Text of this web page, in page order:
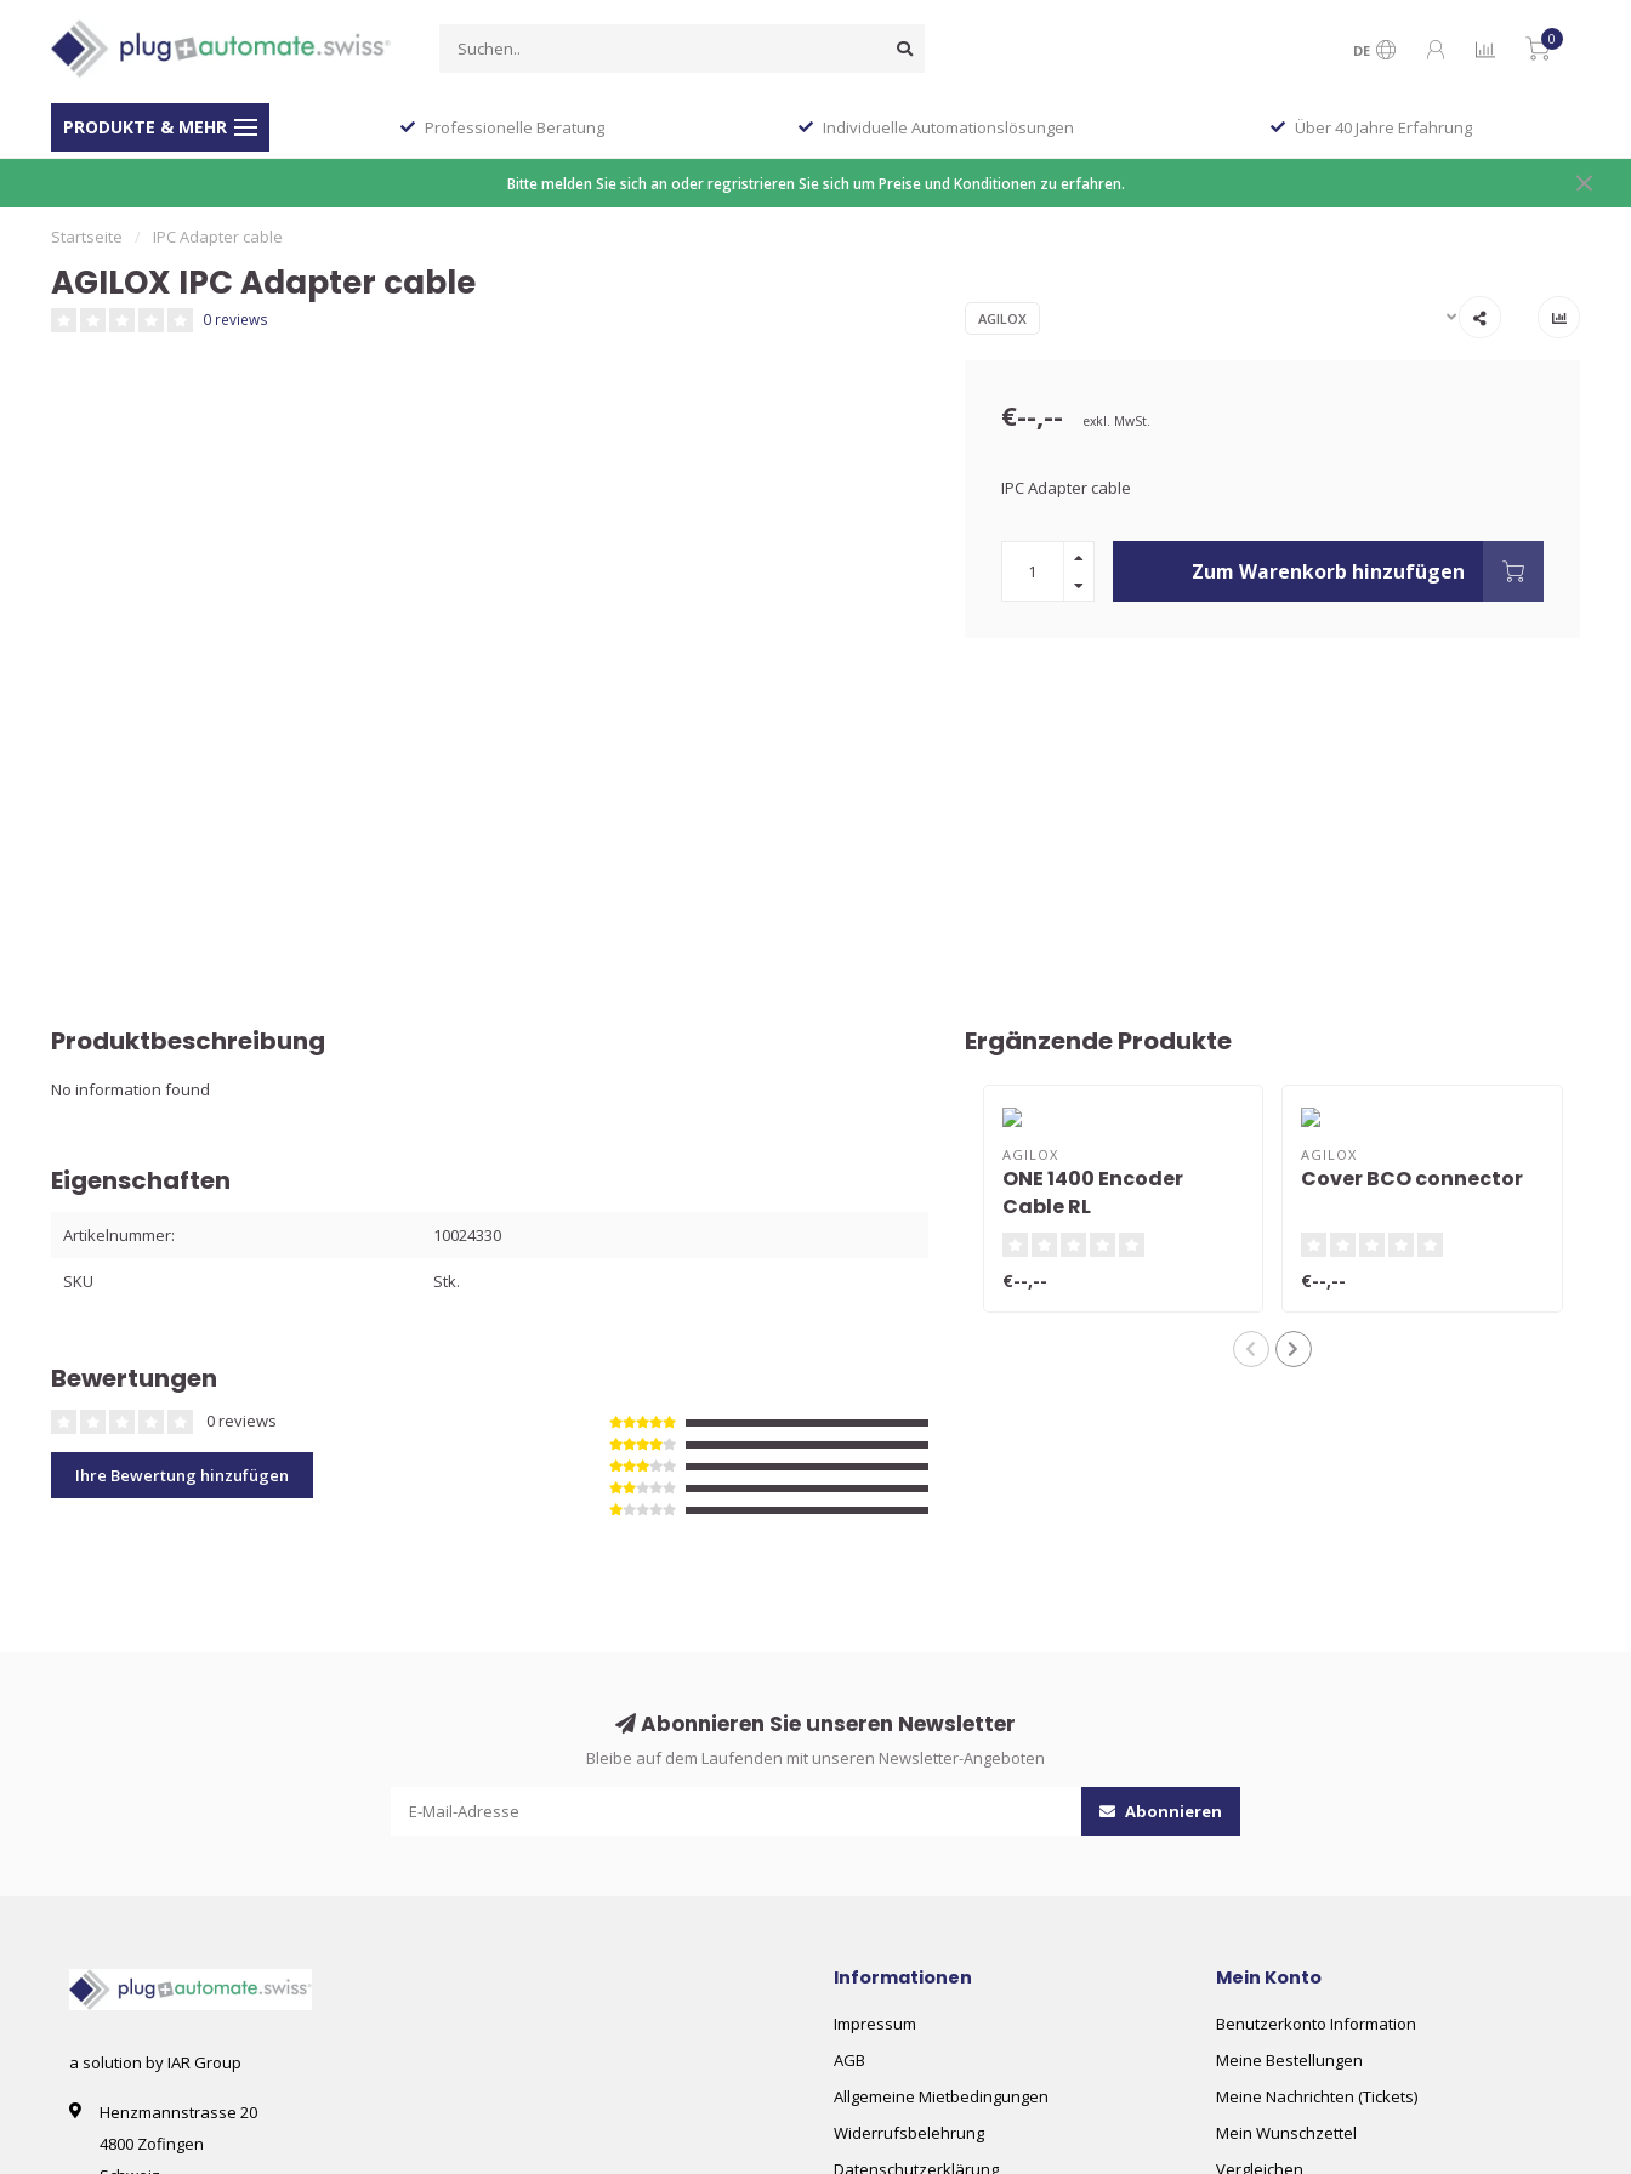
DE
0
PRODUKTE & MEHR
Shop für Automation Professionelle Beratung Individuelle Automationslösungen Über 40 Jahre Erfahrung
Bitte melden Sie sich an oder regristrieren Sie sich um Preise und Konditionen zu erfahren.
Startseite / IPC Adapter cable
AGILOX IPC Adapter cable
0 reviews AGILOX
€--,-- exkl. MwSt.
IPC Adapter cable
Zum Warenkorb hinzufügen
Produktbeschreibung
No information found
Eigenschaften
Artikelnummer: 10024330
SKU Stk.
Bewertungen
0 reviews
Ihre Bewertung hinzufügen
Ergänzende Produkte
AGILOX
ONE 1400 Encoder
Cable RL
€--,--
AGILOX
Cover BCO connector
€--,--
Abonnieren Sie unseren Newsletter
Bleibe auf dem Laufenden mit unseren Newsletter-Angeboten
Abonnieren
a solution by IAR Group
Henzmannstrasse 20
4800 Zofingen
Informationen
Impressum
AGB
Allgemeine Mietbedingungen
Widerrufsbelehrung
Datenschutzerklärung
Mein Konto
Benutzerkonto Information
Meine Bestellungen
Meine Nachrichten (Tickets)
Mein Wunschzettel
Vergleichen